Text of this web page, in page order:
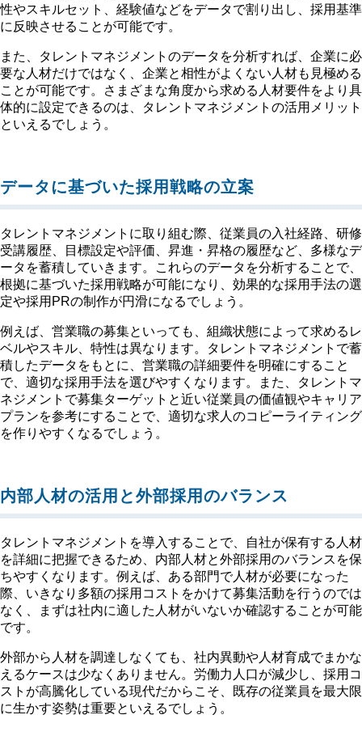
性やスキルセット、経験値などをデータで割り出し、採用基準
に反映させることが可能です。
また、タレントマネジメントのデータを分析すれば、企業に必
要な人材だけではなく、企業と相性がよくない人材も見極める
ことが可能です。さまざまな角度から求める人材要件をより具
体的に設定できるのは、タレントマネジメントの活用メリット
といえるでしょう。
データに基づいた採用戦略の立案
タレントマネジメントに取り組む際、従業員の入社経路、研修
受講履歴、目標設定や評価、昇進・昇格の履歴など、多様なデ
ータを蓄積していきます。これらのデータを分析することで、
根拠に基づいた採用戦略が可能になり、効果的な採用手法の選
定や採用PRの制作が円滑になるでしょう。
例えば、営業職の募集といっても、組織状態によって求めるレ
ベルやスキル、特性は異なります。タレントマネジメントで蓄
積したデータをもとに、営業職の詳細要件を明確にすること
で、適切な採用手法を選びやすくなります。また、タレントマ
ネジメントで募集ターゲットと近い従業員の価値観やキャリア
プランを参考にすることで、適切な求人のコピーライティング
を作りやすくなるでしょう。
内部人材の活用と外部採用のバランス
タレントマネジメントを導入することで、自社が保有する人材
を詳細に把握できるため、内部人材と外部採用のバランスを保
ちやすくなります。例えば、ある部門で人材が必要になった
際、いきなり多額の採用コストをかけて募集活動を行うのでは
なく、まずは社内に適した人材がいないか確認することが可能
です。
外部から人材を調達しなくても、社内異動や人材育成でまかな
えるケースは少なくありません。労働力人口が減少し、採用コ
ストが高騰化している現代だからこそ、既存の従業員を最大限
に生かす姿勢は重要といえるでしょう。